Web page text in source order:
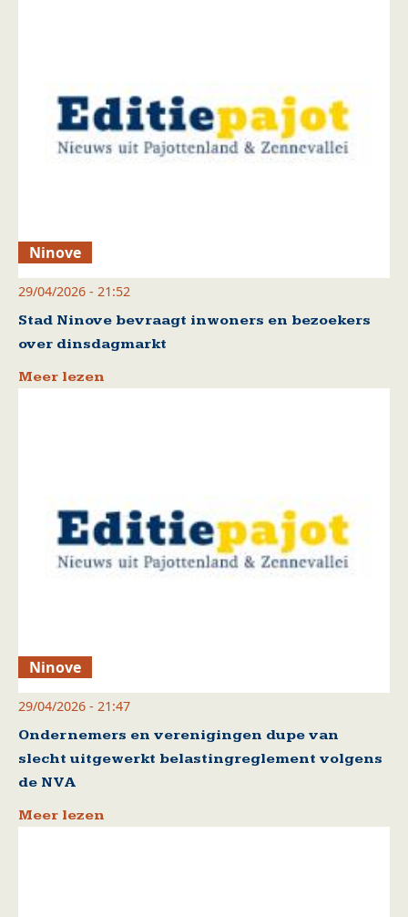
Ninove
29/04/2026 - 21:52
Stad Ninove bevraagt inwoners en bezoekers
over dinsdagmarkt
Meer lezen
Ninove
29/04/2026 - 21:47
Ondernemers en verenigingen dupe van
slecht uitgewerkt belastingreglement volgens
de NVA
Meer lezen